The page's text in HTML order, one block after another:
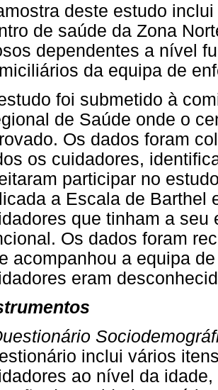
deste estudo
de saúde da Zona
dependentes a nível
da equipa de
foi submetido à
de Saúde onde o
Os dados foram
os cuidadores,
participar no
a Escala de Barthel
que tinham a
Os dados foram
acompanhou a equipa
eram
inclui vários
ao nível da